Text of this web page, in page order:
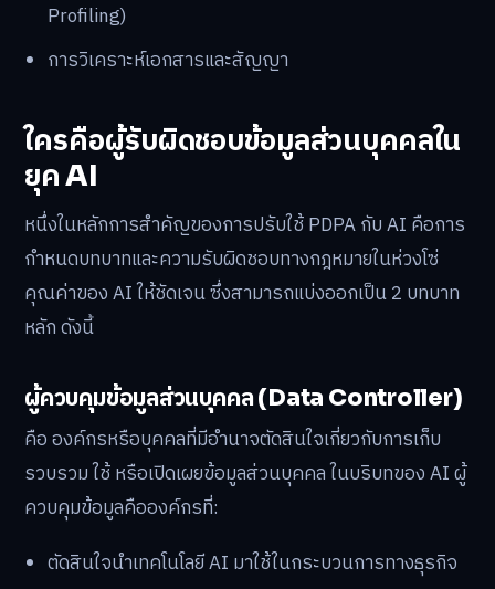
Profiling)
การวิเคราะห์เอกสารและสัญญา
ใครคือผู้รับผิดชอบข้อมูลส่วนบุคคลใน
ยุค AI
หนึ่งในหลักการสำคัญของการปรับใช้ PDPA กับ AI คือการ
กำหนดบทบาทและความรับผิดชอบทางกฎหมายในห่วงโซ่
คุณค่าของ AI ให้ชัดเจน ซึ่งสามารถแบ่งออกเป็น 2 บทบาท
หลัก ดังนี้
ผู้ควบคุมข้อมูลส่วนบุคคล (Data Controller)
คือ องค์กรหรือบุคคลที่มีอำนาจตัดสินใจเกี่ยวกับการเก็บ
รวบรวม ใช้ หรือเปิดเผยข้อมูลส่วนบุคคล ในบริบทของ AI ผู้
ควบคุมข้อมูลคือองค์กรที่:
ตัดสินใจนำเทคโนโลยี AI มาใช้ในกระบวนการทางธุรกิจ